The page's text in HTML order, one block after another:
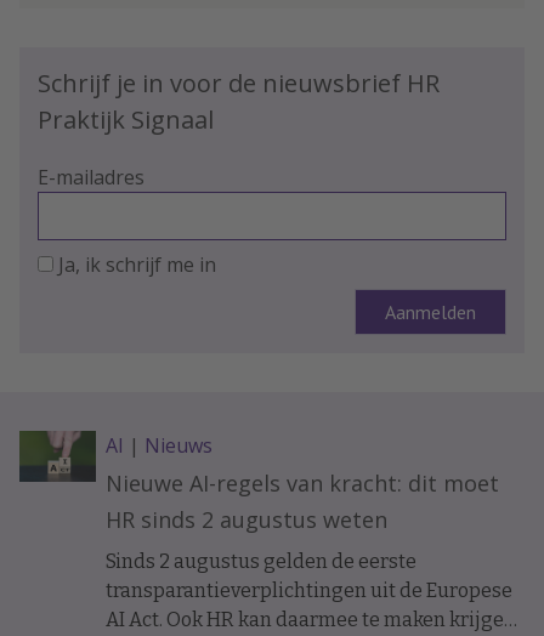
Schrijf je in voor de nieuwsbrief HR
Praktijk Signaal
E-mailadres
Ja, ik schrijf me in
AI | Nieuws
Nieuwe AI-regels van kracht: dit moet
HR sinds 2 augustus weten
Sinds 2 augustus gelden de eerste
transparantieverplichtingen uit de Europese
AI Act. Ook HR kan daarmee te maken krijgen.